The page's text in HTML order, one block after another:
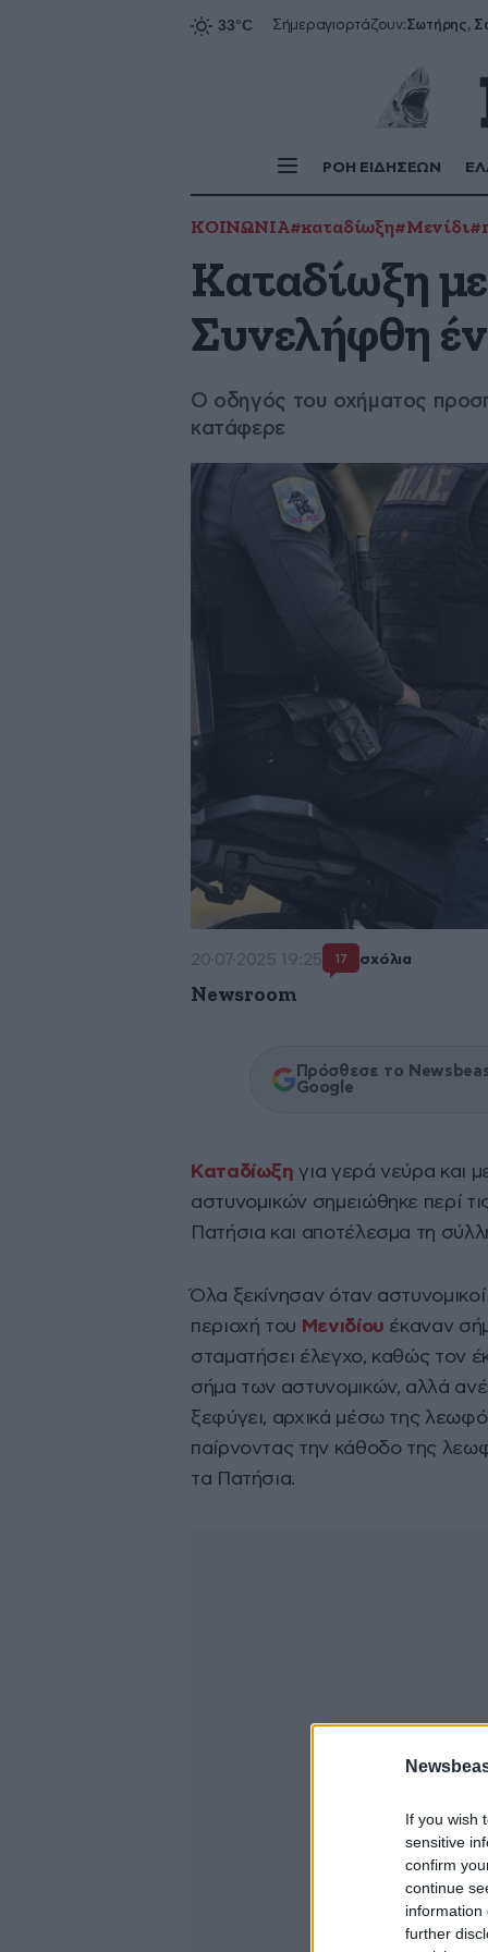
If you wish
sensitive
confirm
continue
information
further
Σήμεραγιορτάζουν:
ΡΟΗ ΕΙΔΗΣΕΩΝ
ΚΟΙΝΩΝΙΑ#καταδίωξη#Μενίδι
Καταδίωξη
Συνελήφθη
Ο οδηγός του οχήματος
κατάφερε
20·07·2025 19:25 17 σχόλια
Newsroom
Πρόσθεσε το
Google
Καταδίωξηγια γερά νεύρα και
αστυνομικών σημειώθηκε περί
Πατήσια και αποτέλεσμα τη
Όλα ξεκίνησαν όταν
περιοχή του Μενιδίου έκαναν
σταματήσει έλεγχο, καθώς τον
σήμα των αστυνομικών, αλλά
ξεφύγει, αρχικά μέσω της
παίρνοντας την κάθοδο της
τα Πατήσια.